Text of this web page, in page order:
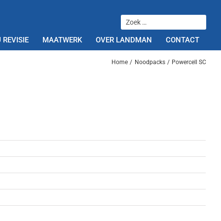
REVISIE MAATWERK OVER LANDMAN CONTACT
Home Noodpacks Powercell SC